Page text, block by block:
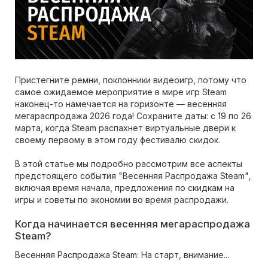
Пристегните ремни, поклонники видеоигр, потому что
самое ожидаемое мероприятие в мире игр Steam
наконец-то намечается на горизонте — весенняя
мегараспродажа 2026 года! Сохраните даты: с 19 по 26
марта, когда Steam распахнет виртуальные двери к
своему первому в этом году фестивалю скидок.
В этой статье мы подробно рассмотрим все аспекты
предстоящего события "Весенняя Распродажа Steam",
включая время начала, предложения по скидкам на
игры и советы по экономии во время распродажи.
Когда начинается весенняя мегараспродажа
Steam?
Весенняя Распродажа Steam: На старт, внимание...